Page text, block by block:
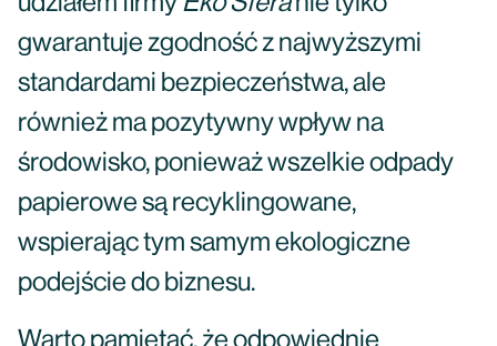
gwarantuje zgodność z najwyższymi
standardami bezpieczeństwa, ale
również ma pozytywny wpływ na
środowisko, ponieważ wszelkie odpady
papierowe są recyklingowane,
wspierając tym samym ekologiczne
podejście do biznesu.
Warto pamiętać, że odpowiednie